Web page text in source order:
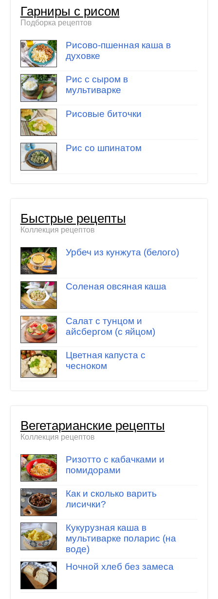
Гарниры с рисом
Подборка рецептов
Рисово-пшенная каша в
духовке
Рис с сыром в
мультиварке
Рисовые биточки
Рис со шпинатом
Быстрые рецепты
Коллекция рецептов
Урбеч из кунжута (белого)
Соленая овсяная каша
Салат с тунцом и
айсбергом (с яйцом)
Цветная капуста с
чесноком
Вегетарианские рецепты
Коллекция рецептов
Ризотто с кабачками и
помидорами
Как и сколько варить
лисички?
Кукурузная каша в
мультиварке поларис (на
воде)
Ночной хлеб без замеса